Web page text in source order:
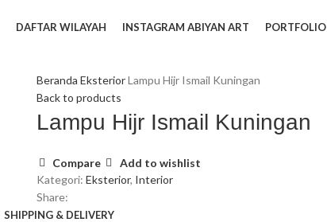
DAFTAR WILAYAH INSTAGRAM ABIYAN ART PORTFOLIO
Beranda EksteriorLampu Hijr Ismail Kuningan
Back to products
Lampu Hijr Ismail Kuningan
Compare
Add to wishlist
Kategori: Eksterior, Interior
Share:
SHIPPING & DELIVERY